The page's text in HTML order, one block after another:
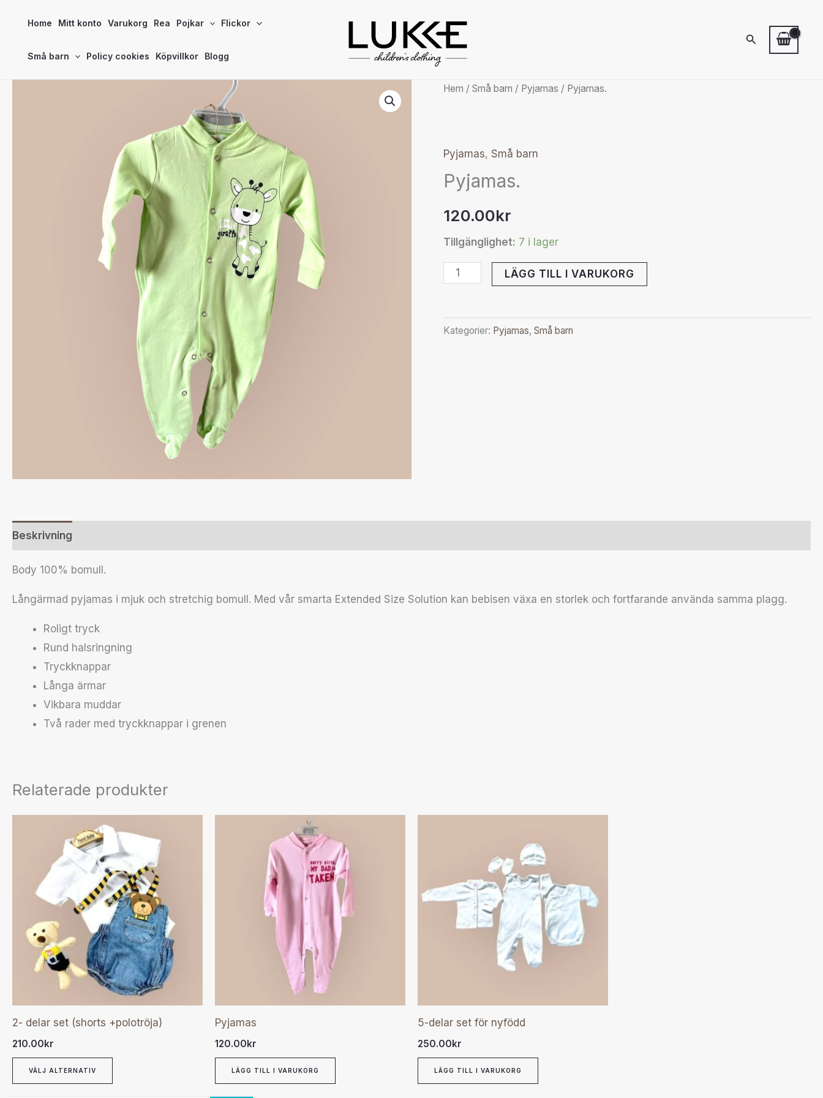
Home Mitt konto Varukorg Rea Pojkar Flickor
Små barn Policy cookies Köpvillkor Blogg
Sök
Hem /Små barn / Pyjamas / Pyjamas.
Pyjamas,Små barn
Pyjamas.
120.00kr
Tillgänglighet: 7 i lager
Pyjamas.
LÄGG TILL I VARUKORG
Kategorier: Pyjamas,Små barn
Beskrivning
Body 100% bomull.
Långärmad pyjamas i mjuk och stretchig bomull. Med vår smarta Extended Size Solution kan bebisen växa en storlek och fortfarande använda samma plagg.
Roligt tryck
Rund halsringning
Tryckknappar
Långa ärmar
Vikbara muddar
Två rader med tryckknappar i grenen
Relaterade produkter
2- delar set (shorts +polotröja)
210.00kr
VÄLJ ALTERNATIV
här
produkten
har
flera
varianter.
De
olika
alternativen
kan
på
Pyjamas
120.00kr
LÄGG TILL I VARUKORG
5-delar set för nyfödd
250.00kr
LÄGG TILL I VARUKORG